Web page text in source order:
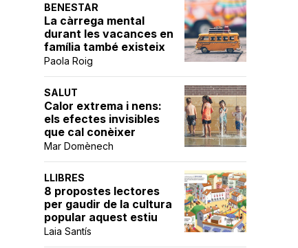
BENESTAR
La càrrega mental
durant les vacances en
família també existeix
Paola Roig
SALUT
Calor extrema i nens:
els efectes invisibles
que cal conèixer
Mar Domènech
LLIBRES
8 propostes lectores
per gaudir de la cultura
popular aquest estiu
Laia Santís